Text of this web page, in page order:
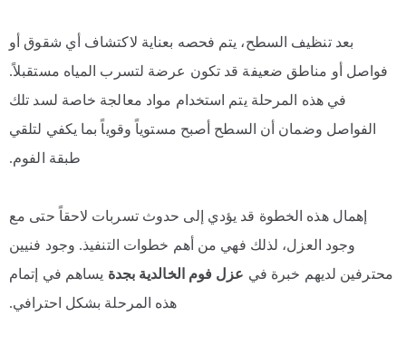
بعد تنظيف السطح، يتم فحصه بعناية لاكتشاف أي شقوق أو
فواصل أو مناطق ضعيفة قد تكون عرضة لتسرب المياه مستقبلاً.
في هذه المرحلة يتم استخدام مواد معالجة خاصة لسد تلك
الفواصل وضمان أن السطح أصبح مستوياً وقوياً بما يكفي لتلقي
طبقة الفوم.
إهمال هذه الخطوة قد يؤدي إلى حدوث تسربات لاحقاً حتى مع
وجود العزل، لذلك فهي من أهم خطوات التنفيذ. وجود فنيين
محترفين لديهم خبرة في عزل فوم الخالدية بجدة يساهم في إتمام
هذه المرحلة بشكل احترافي.